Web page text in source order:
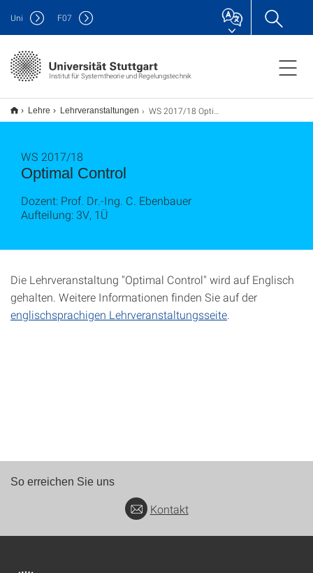
Institut für Systemtheorie und Regelungstechnik
Uni F07
Lehre Lehrveranstaltungen WS 2017/18 Optimal Control (3V1U)
Optimal Control
WS 2017/18
Dozent: Prof. Dr.-Ing. C. Ebenbauer
Aufteilung: 3V, 1Ü
Die Lehrveranstaltung "Optimal Control" wird auf Englisch
gehalten. Weitere Informationen finden Sie auf der
englischsprachigen Lehrveranstaltungsseite
So erreichen Sie uns
Kontakt